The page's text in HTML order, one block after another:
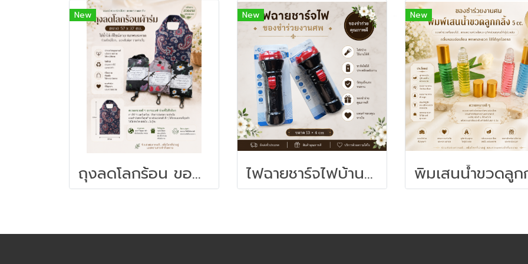
New
ถุงลดโลกร้อน ของชำร่วยงานศพ | ถุงผ้าพับได้ ของชำร่วยใช้งานได้จริง
New
ไฟฉายชาร์จไฟบ้านสีดำ-ของชำร่วยงานศพ
New